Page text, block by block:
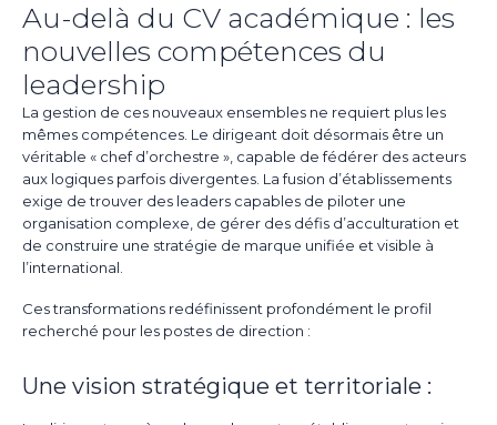
Au-delà du CV académique : les
nouvelles compétences du
leadership
La gestion de ces nouveaux ensembles ne requiert plus les
mêmes compétences. Le dirigeant doit désormais être un
véritable « chef d’orchestre », capable de fédérer des acteurs
aux logiques parfois divergentes. La fusion d’établissements
exige de trouver des leaders capables de piloter une
organisation complexe, de gérer des défis d’acculturation et
de construire une stratégie de marque unifiée et visible à
l’international.
Ces transformations redéfinissent profondément le profil
recherché pour les postes de direction :
Une vision stratégique et territoriale :